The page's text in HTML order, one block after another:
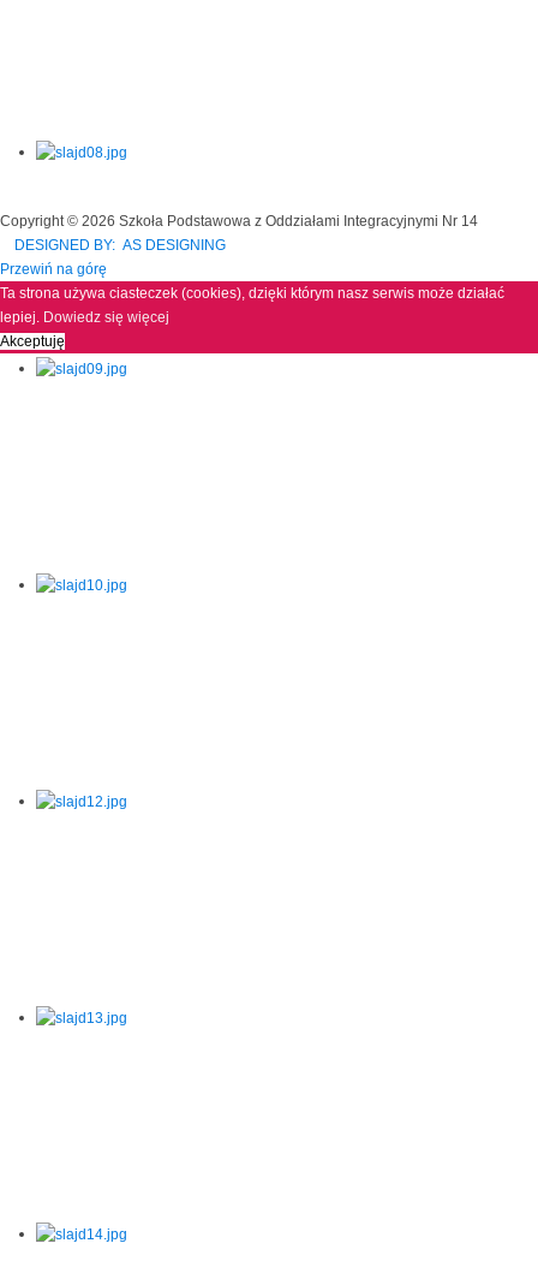
Copyright © 2026 Szkoła Podstawowa z Oddziałami Integracyjnymi Nr 14
DESIGNED BY: AS DESIGNING
Przewiń na górę
Ta strona używa ciasteczek (cookies), dzięki którym nasz serwis może działać
lepiej. Dowiedz się więcej
Akceptuję